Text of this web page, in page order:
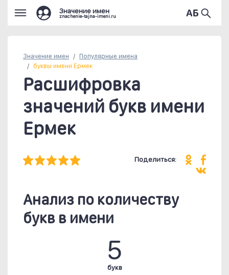
Значение имен
znachenie-tajna-imeni.ru
Значение имен Популярные имена
буквы имени Ермек
Расшифровка
значений букв имени
Ермек
Поделиться:
Анализ по количеству
букв в имени
5
букв